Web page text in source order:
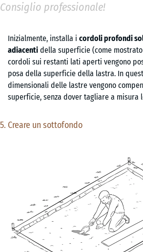
Consiglio professionale!
Inizialmente, installa i cordoli profondi
adiacenti della superficie (come
cordoli sui restanti lati aperti vengono
posa della superficie della lastra. In
dimensionali delle lastre vengono
superficie, senza dover tagliare a misura
5. Creare un sottofondo